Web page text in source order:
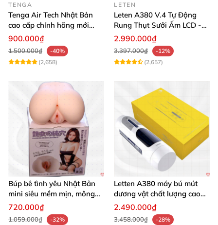
TENGA
Tenga Air Tech Nhật Bản
cao cấp chính hãng mới
seal giá tốt
900.000₫
1.500.000₫
-40%
(2,658)
LETEN
Leten A380 V.4 Tự Động
Rung Thụt Sưởi Ấm LCD -
Mua Ngay
2.990.000₫
3.397.000₫
-12%
(2,657)
Búp bê tình yêu Nhật Bản
mini siêu mềm mịn, mông
tròn quyến rũ
720.000₫
1.059.000₫
-32%
Letten A380 máy bú mút
dương vật chất lượng cao
giá tốt
2.490.000₫
3.458.000₫
-28%